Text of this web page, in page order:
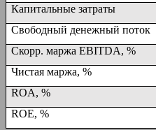
Капитальные затраты
Свободный денежный поток
Скорр. маржа EBITDA, %
Чистая маржа, %
ROA, %
ROE, %